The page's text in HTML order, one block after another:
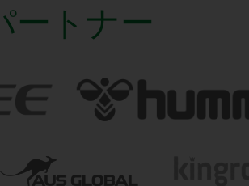
ートナー